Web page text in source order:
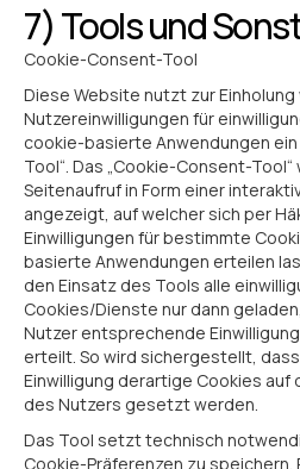
7) Tools und
Cookie-Consent-Tool
Diese Website nutzt zur Einholung
Nutzereinwilligungen für
cookie-basierte Anwendungen
Tool“. Das „Cookie-Consent-
Seitenaufruf in Form einer
angezeigt, auf welcher sich per
Einwilligungen für bestimmte
basierte Anwendungen erteilen
den Einsatz des Tools alle
Cookies/Dienste nur dann
Nutzer entsprechende
erteilt. So wird sichergestellt,
Einwilligung derartige Cookies
des Nutzers gesetzt werden.
Das Tool setzt technisch
Cookie-Präferenzen zu